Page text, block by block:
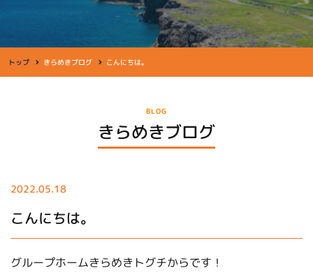
トップ きらめきブログ こんにちは。
BLOG
きらめきブログ
2022.05.18
こんにちは。
グループホームきらめきトグチからです！